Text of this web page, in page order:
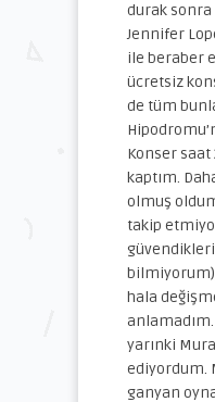
durak sonra
Jennifer
ile beraber
ücretsiz
de tüm
Konser saat
kaptım.
olmuş
takip
bilmiyorum),
hala
yarınki
ediyordum.
ganyan